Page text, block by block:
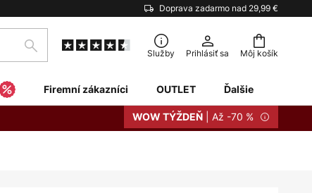
Doprava zadarmo nad 29,99 €
Môj košík
Hľadať Služby Prihlásiť sa
Firemní zákazníci OUTLET Ďalšie
WOW TÝŽDEŇ | Až -70 %